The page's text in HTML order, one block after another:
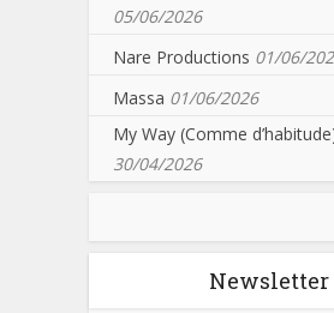
05/06/2026
Nare Productions 01/06/
Massa 01/06/2026
My Way (Comme
30/04/2026
Newsletter